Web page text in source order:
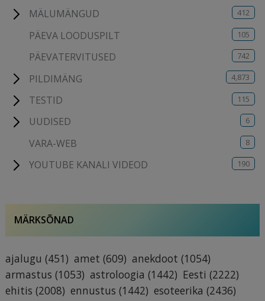
MÄLUMÄNGUD 412
PÄEVA LOODUSPILT 105
PÄEVATERVITUSED 742
PILDIMÄNG 4,873
TESTID 115
UUDISED 6
VARA-WEB 8
YOUTUBE KANALI VIDEOD 190
MÄRKSÕNAD
ajalugu (451) amet (609) anekdoot (1054)
armastus (1053) astroloogia (1442) Eesti (2222)
ehitis (2008) ennustus (1442) esoteerika (2436)